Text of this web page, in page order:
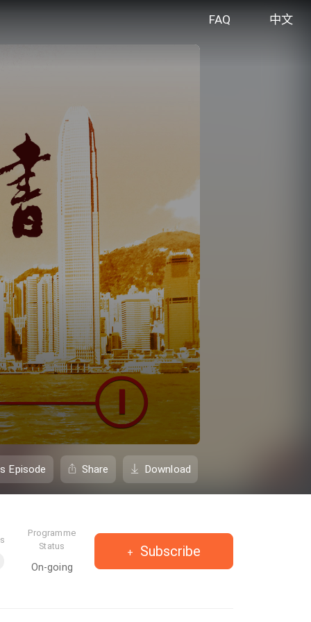
FAQ 中文
Episode Share Download
Programme
Status
On-going
Subscribe